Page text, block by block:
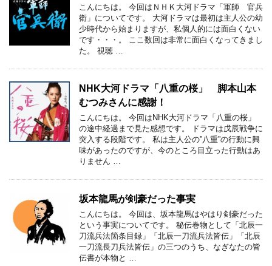
こんにちは。 今回はＮＨＫ大河ドラマ「軍師 官兵
衛」についてです。 大河ドラマは最初は主人公の幼
少時代から始まりますが、私個人的には面白くない
です・・・。 ここ数回は非常に面白くなってきまし
た。 視聴 …
NHK大河ドラマ「八重の桜」 脚本山本
むつみさんに感謝！
こんにちは。 今回はNHK大河ドラマ「八重の桜」
の途中経過まで見た感想です。 ドラマは戊辰戦争に
突入する段階です。 私は主人公の”八重”の行動に興
味があったのですが、今のところ目立った行動はあ
りません …
坂本龍馬が剣豪だった事実
こんにちは。 今回は、坂本龍馬はやはり剣豪だった
という事実についてです。 秘伝巻物として「北辰一
刀流兵法箇条目録」「北辰一刀流兵法皆伝」「北辰
一刀流長刀兵法皆伝」の三つのうち、なぎなたの皆
伝書が本物と …